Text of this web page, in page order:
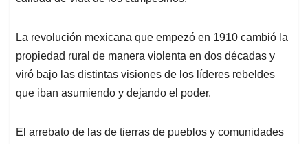
La revolución mexicana que empezó en 1910 cambió la
propiedad rural de manera violenta en dos décadas y
viró bajo las distintas visiones de los líderes rebeldes
que iban asumiendo y dejando el poder.
El arrebato de las de tierras de pueblos y comunidades